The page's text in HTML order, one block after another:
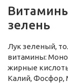
зелень
Лук зеленый,
витамины:
жирные
Калий, Фосфор,